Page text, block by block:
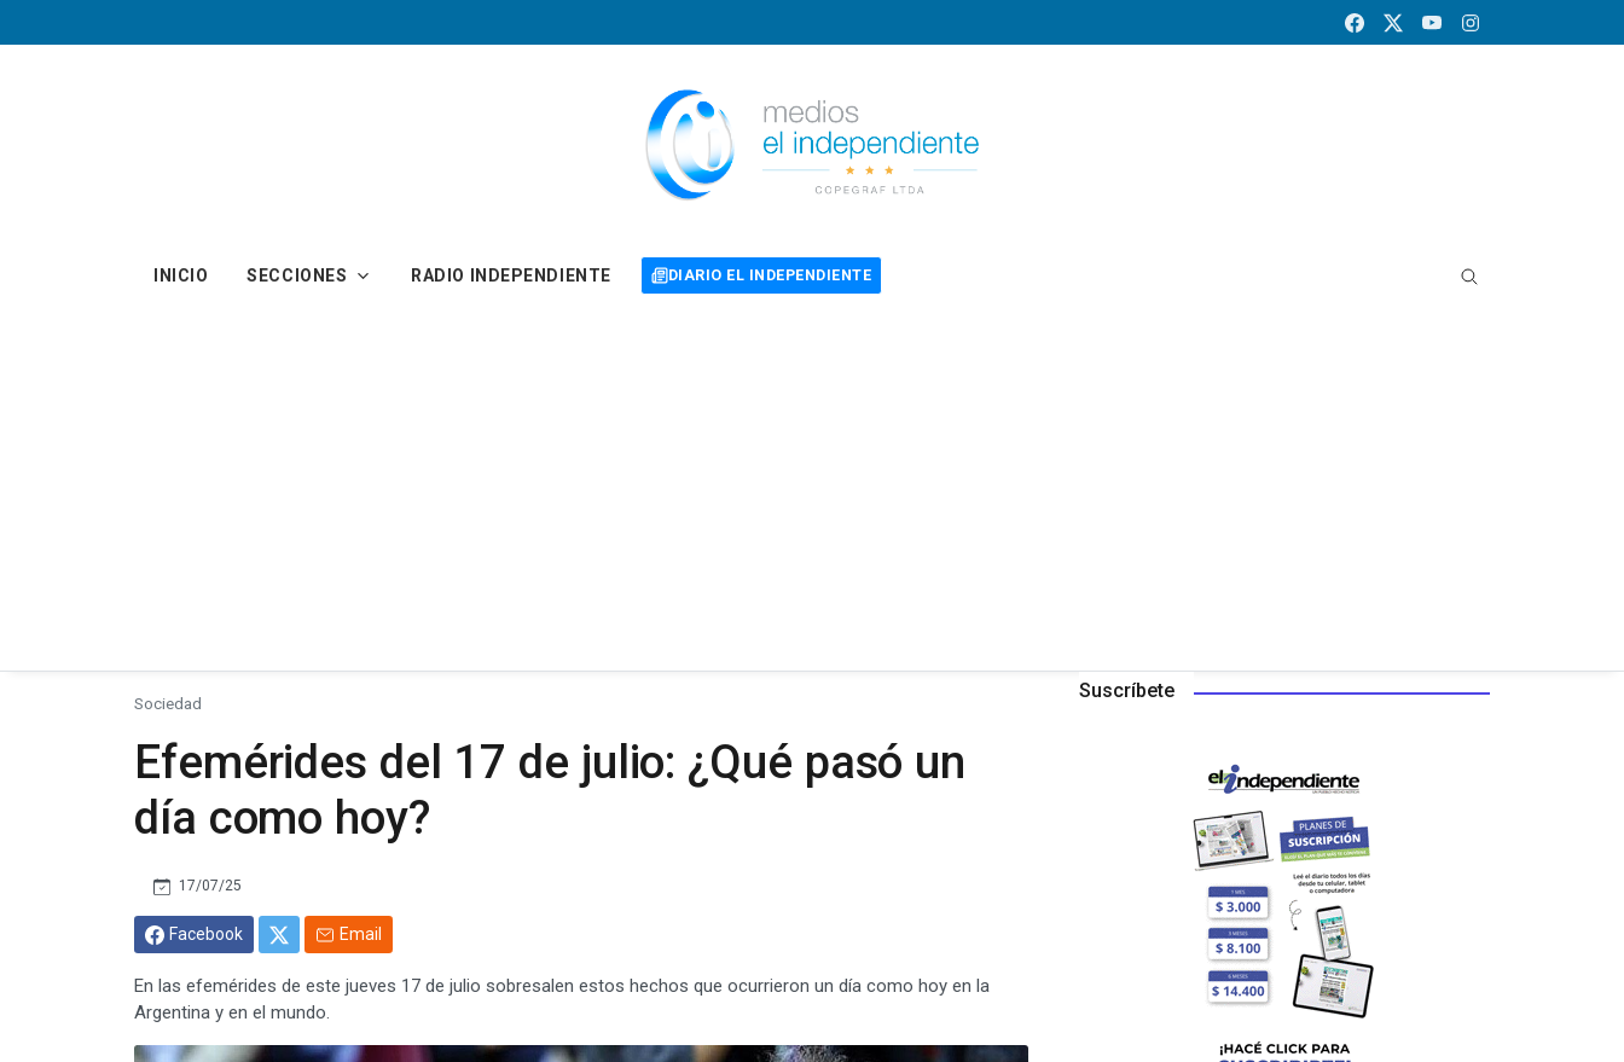
INICIO SECCIONES RADIO INDEPENDIENTE DIARIO EL INDEPENDIENTE
Sociedad
Efemérides del 17 de julio: ¿Qué pasó un
día como hoy?
17/07/25
Facebook Email
En las efemérides de este jueves 17 de julio sobresalen estos hechos que ocurrieron un día como hoy en la
Argentina y en el mundo.
Suscríbete